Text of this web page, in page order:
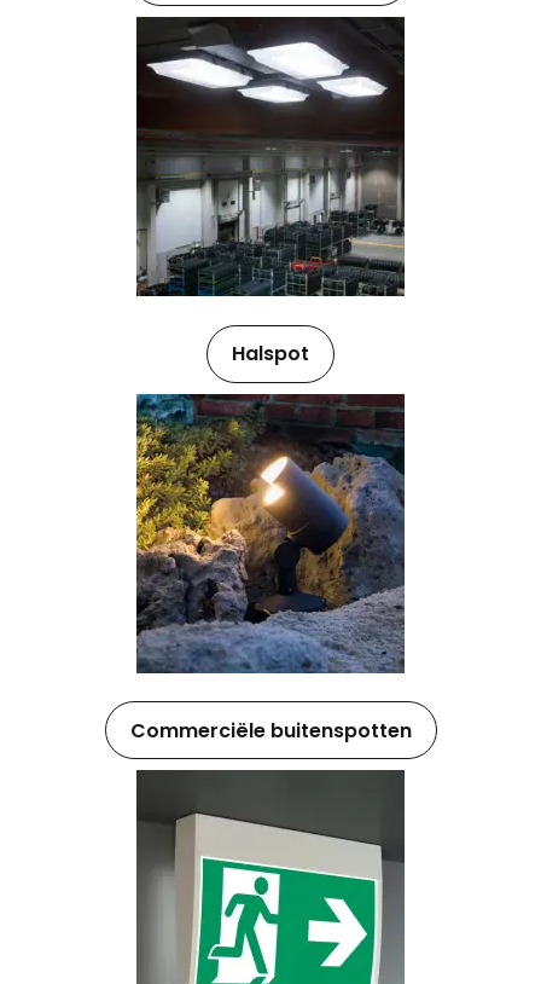
Halspot
Commerciële buitenspotten